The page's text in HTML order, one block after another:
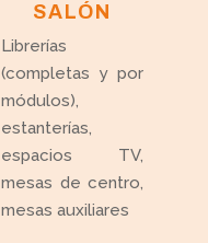
SALÓN
Librerías
(completas y por
módulos),
estanterías,
espacios TV,
mesas de centro,
mesas auxiliares